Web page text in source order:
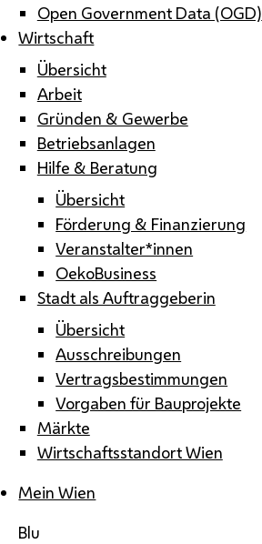
Open Government Data (OGD)
Wirtschaft
Übersicht
Arbeit
Gründen & Gewerbe
Betriebsanlagen
Hilfe & Beratung
Übersicht
Förderung & Finanzierung
Veranstalter*innen
OekoBusiness
Stadt als Auftraggeberin
Übersicht
Ausschreibungen
Vertragsbestimmungen
Vorgaben für Bauprojekte
Märkte
Wirtschaftsstandort Wien
Mein Wien
Blu